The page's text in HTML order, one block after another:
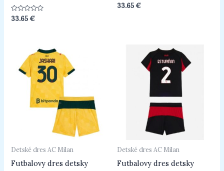
Hodnotenie
0
33.65€
Hodnotenie
0
33.65€
Detské dres AC Milan
Futbalovy dres detsky
Detské dres AC Milan
Futbalovy dres detsky